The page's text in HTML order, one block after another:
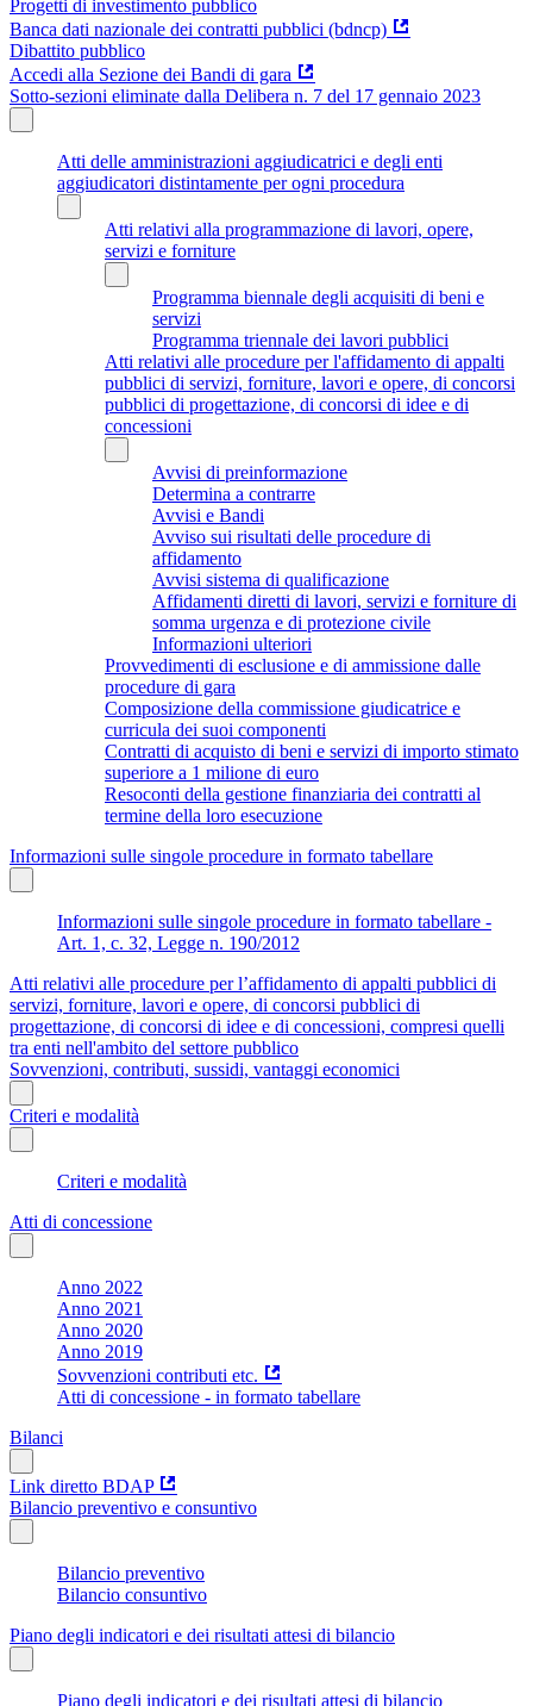
Progetti di investimento pubblico
Banca dati nazionale dei contratti pubblici (bdncp)
Dibattito pubblico
Accedi alla Sezione dei Bandi di gara
Sotto-sezioni eliminate dalla Delibera n. 7 del 17 gennaio 2023
Atti delle amministrazioni aggiudicatrici e degli enti
aggiudicatori distintamente per ogni procedura
Atti relativi alla programmazione di lavori, opere,
servizi e forniture
Programma biennale degli acquisiti di beni e
servizi
Programma triennale dei lavori pubblici
Atti relativi alle procedure per l'affidamento di appalti
pubblici di servizi, forniture, lavori e opere, di concorsi
pubblici di progettazione, di concorsi di idee e di
concessioni
Avvisi di preinformazione
Determina a contrarre
Avvisi e Bandi
Avviso sui risultati delle procedure di
affidamento
Avvisi sistema di qualificazione
Affidamenti diretti di lavori, servizi e forniture di
somma urgenza e di protezione civile
Informazioni ulteriori
Provvedimenti di esclusione e di ammissione dalle
procedure di gara
Composizione della commissione giudicatrice e
curricula dei suoi componenti
Contratti di acquisto di beni e servizi di importo stimato
superiore a 1 milione di euro
Resoconti della gestione finanziaria dei contratti al
termine della loro esecuzione
Informazioni sulle singole procedure in formato tabellare
Informazioni sulle singole procedure in formato tabellare -
Art. 1, c. 32, Legge n. 190/2012
Atti relativi alle procedure per l’affidamento di appalti pubblici di
servizi, forniture, lavori e opere, di concorsi pubblici di
progettazione, di concorsi di idee e di concessioni, compresi quelli
tra enti nell'ambito del settore pubblico
Sovvenzioni, contributi, sussidi, vantaggi economici
Criteri e modalità
Criteri e modalità
Atti di concessione
Anno 2022
Anno 2021
Anno 2020
Anno 2019
Sovvenzioni contributi etc.
Atti di concessione - in formato tabellare
Bilanci
Link diretto BDAP
Bilancio preventivo e consuntivo
Bilancio preventivo
Bilancio consuntivo
Piano degli indicatori e dei risultati attesi di bilancio
Piano degli indicatori e dei risultati attesi di bilancio